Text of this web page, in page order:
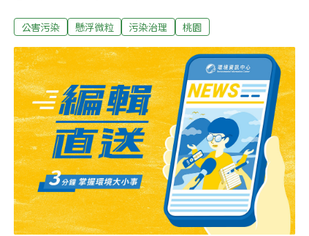
戴口罩，並減少戶外運動。桃市府環保局表示，桃園、中
平均值已達二級預警（AQI>100，PM2.5>35.5μg/m3），
對敏感族群不健康，該局將將持續監看、加強巡查，並呼
籲民眾可以外出配戴口罩、減少戶外活動加強防範。
公害污染 懸浮微粒 污染治理 桃園